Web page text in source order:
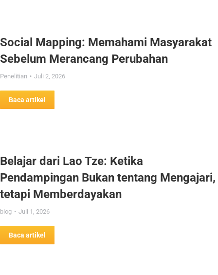
Social Mapping: Memahami Masyarakat
Sebelum Merancang Perubahan
Penelitian Juli 2, 2026
Baca artikel
Belajar dari Lao Tze: Ketika
Pendampingan Bukan tentang Mengajari,
tetapi Memberdayakan
blog Juli 1, 2026
Baca artikel